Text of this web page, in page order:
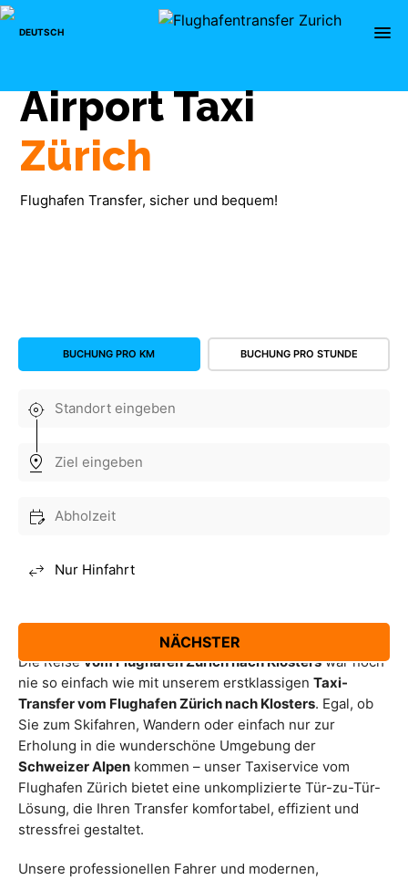
DEUTSCH menu
×
AirportTaxi
Zürich
Flughafen Transfer, sicher und bequem!
BUCHUNG PRO KM BUCHUNG PRO STUNDE
Taxi Flughafen Zürich
Die Reisevom Flughafen Zürich nach Klosterswar noch
nie so einfach wie mit unserem erstklassigen Taxi-
Transfer vom Flughafen Zürich nach Klosters. Egal, ob
Sie zum Skifahren, Wandern oder einfach nur zur
Erholung in die wunderschöne Umgebung der
Schweizer Alpen kommen – unser Taxiservice vom
Flughafen Zürich bietet eine unkomplizierte Tür-zu-Tür-
Lösung, die Ihren Transfer komfortabel, effizient und
stressfrei gestaltet.
Unsere professionellen Fahrer und modernen,